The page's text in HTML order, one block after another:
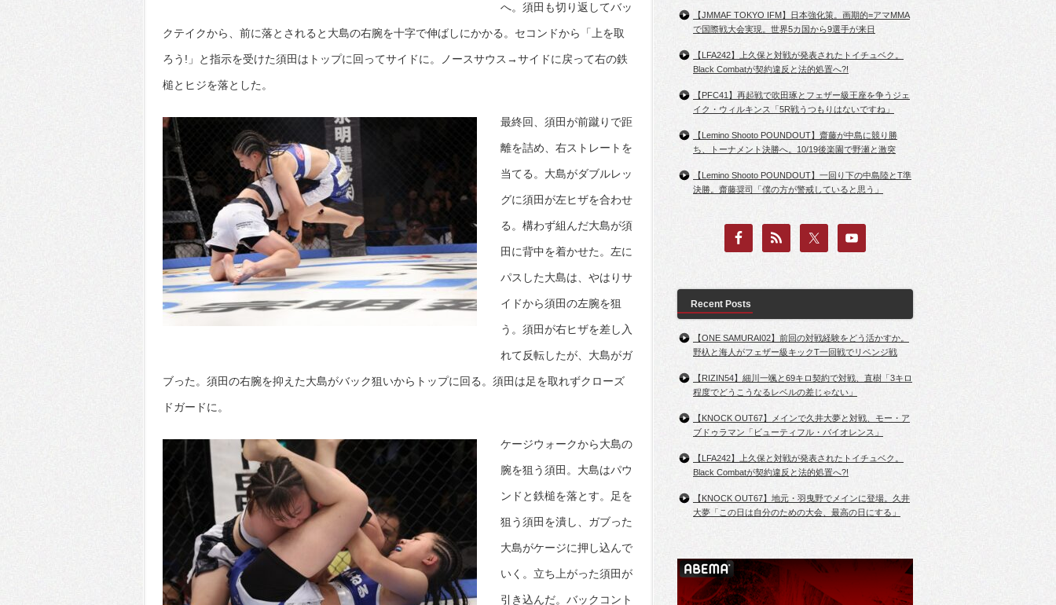
へ。須田も切り返してバッ
クテイクから、前に落とされると大島の右腕を十字で伸ばしにかかる。セコンドから「上を取
ろう!」と指示を受けた須田はトップに回ってサイドに。ノースサウス→サイドに戻って右の鉄
槌とヒジを落とした。
最終回、須田が前蹴りで距
離を詰め、右ストレートを
当てる。大島がダブルレッ
グに須田が左ヒザを合わせ
る。構わず組んだ大島が須
田に背中を着かせた。左に
パスした大島は、やはりサ
イドから須田の左腕を狙
う。須田が右ヒザを差し入
れて反転したが、大島がガ
ブった。須田の右腕を抑えた大島がバック狙いからトップに回る。須田は足を取れずクローズ
ドガードに。
ケージウォークから大島の
腕を狙う須田。大島はパウ
ンドと鉄槌を落とす。足を
狙う須田を潰し、ガブった
大島がケージに押し込んで
いく。立ち上がった須田が
引き込んだ。バックコント
【JMMAF TOKYO IFM】日本強化策。画期的=アマMMA
で国際戦大会実現。世界5カ国から9選手が来日
【LFA242】上久保と対戦が発表されたトイチュベク。
Black Combatが契約違反と法的処置へ?!
【PFC41】再起戦で吹田琢とフェザー級王座を争うジェ
イク・ウィルキンス「5R戦うつもりはないですね」
【Lemino Shooto POUNDOUT】齋藤が中島に競り勝
ち、トーナメント決勝へ。10/19後楽園で野瀬と激突
【Lemino Shooto POUNDOUT】一回り下の中島陸とT準
決勝。齋藤奨司「僕の方が警戒していると思う」
Recent Posts
【ONE SAMURAI02】前回の対戦経験をどう活かすか。
野杁と海人がフェザー級キックT一回戦でリベンジ戦
【RIZIN54】細川一颯と69キロ契約で対戦、直樹「3キロ
程度でどうこうなるレベルの差じゃない」
【KNOCK OUT67】メインで久井大夢と対戦、モー・ア
ブドゥラマン「ビューティフル・バイオレンス」
【LFA242】上久保と対戦が発表されたトイチュベク。
Black Combatが契約違反と法的処置へ?!
【KNOCK OUT67】地元・羽曳野でメインに登場。久井
大夢「この日は自分のための大会、最高の日にする」